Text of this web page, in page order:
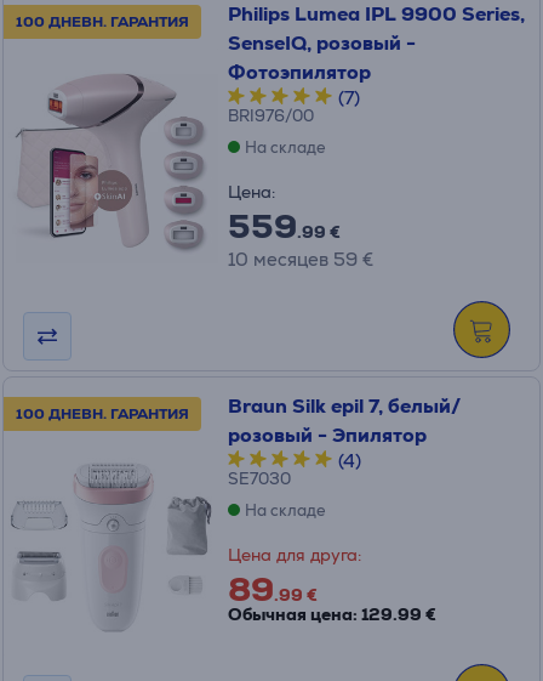
100 ДНЕВН. ГАРАНТИЯ
Philips Lumea IPL 9900 Series,
SenseIQ, розовый -
Фотоэпилятор
(7)
BRI976/00
На складе
Цена:
559.99 €
10 месяцев 59 €
100 ДНЕВН. ГАРАНТИЯ
Braun Silk epil 7, белый/
розовый - Эпилятор
(4)
SE7030
На складе
Цена для друга:
89.99 €
Обычная цена: 129.99 €